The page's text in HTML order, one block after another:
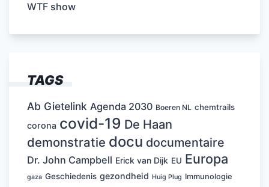
WTF show
TAGS
Ab Gietelink Agenda 2030 Boeren NL chemtrails
corona covid-19 De Haan
demonstratie docu documentaire
Dr. John Campbell Erick van Dijk EU Europa
gaza Geschiedenis gezondheid Huig Plug Immunologie